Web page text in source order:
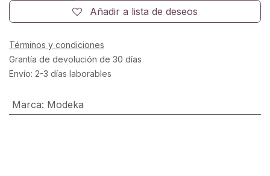
Añadir a lista de deseos
Términos y condiciones
Grantía de devolución de 30 días
Envío: 2-3 días laborables
Marca: Modeka